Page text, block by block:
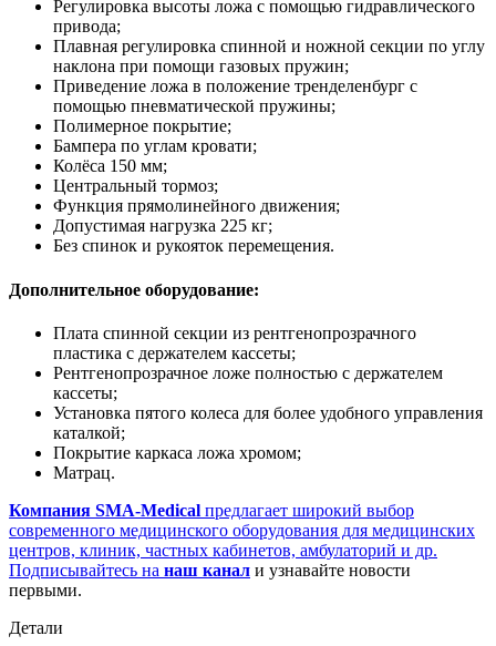
Регулировка высоты ложа с помощью гидравлического
привода;
Плавная регулировка спинной и ножной секции по углу
наклона при помощи газовых пружин;
Приведение ложа в положение тренделенбург с
помощью пневматической пружины;
Полимерное покрытие;
Бампера по углам кровати;
Колёса 150 мм;
Центральный тормоз;
Функция прямолинейного движения;
Допустимая нагрузка 225 кг;
Без спинок и рукояток перемещения.
Дополнительное оборудование:
Плата спинной секции из рентгенопрозрачного
пластика с держателем кассеты;
Рентгенопрозрачное ложе полностью с держателем
кассеты;
Установка пятого колеса для более удобного управления
каталкой;
Покрытие каркаса ложа хромом;
Матрац.
Компания SMA-Medical предлагает широкий выбор
современного медицинского оборудования для медицинских
центров, клиник, частных кабинетов, амбулаторий и др.
Подписывайтесь на наш канал и узнавайте новости
первыми.
Детали